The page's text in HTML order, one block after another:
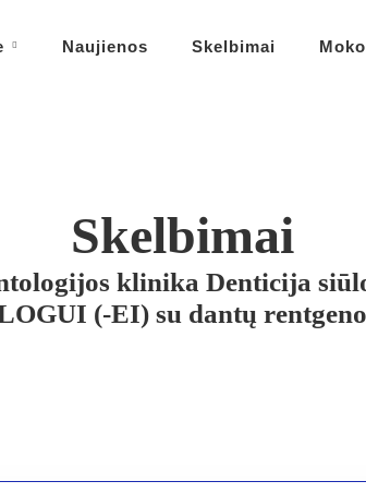
Naujienos Skelbimai
Skelbimai
klinika Denticija
(-EI) su dantų